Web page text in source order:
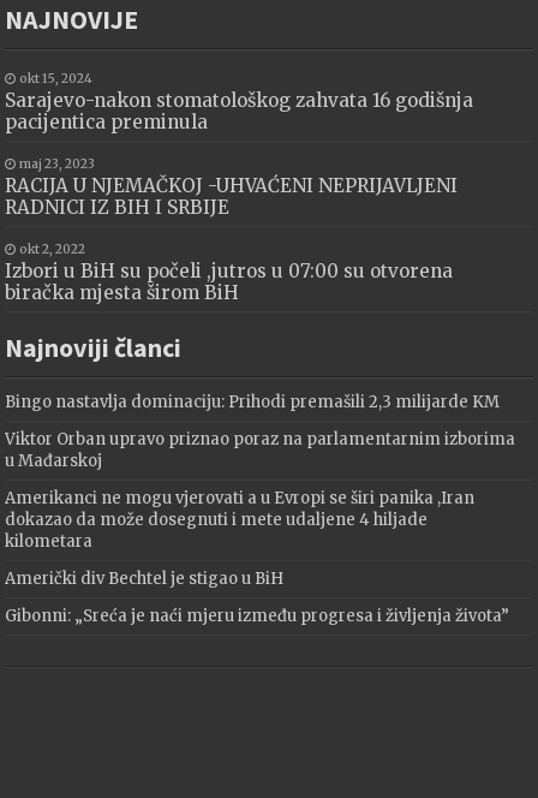
NAJNOVIJE
okt 15, 2024
Sarajevo-nakon stomatološkog zahvata 16 godišnja
pacijentica preminula
maj 23, 2023
RACIJA U NJEMAČKOJ -UHVAĆENI NEPRIJAVLJENI
RADNICI IZ BIH I SRBIJE
okt 2, 2022
Izbori u BiH su počeli ,jutros u 07:00 su otvorena
biračka mjesta širom BiH
Najnoviji članci
Bingo nastavlja dominaciju: Prihodi premašili 2,3 milijarde KM
Viktor Orban upravo priznao poraz na parlamentarnim izborima
u Mađarskoj
Amerikanci ne mogu vjerovati a u Evropi se širi panika ,Iran
dokazao da može dosegnuti i mete udaljene 4 hiljade
kilometara
Američki div Bechtel je stigao u BiH
Gibonni: „Sreća je naći mjeru između progresa i življenja života”